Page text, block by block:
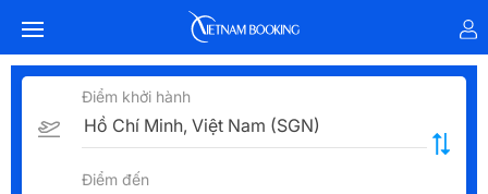
Điểm khởi hành
Điểm đến